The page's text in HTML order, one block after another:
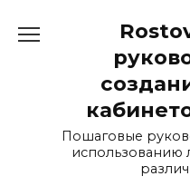
Пошаговые
использованию